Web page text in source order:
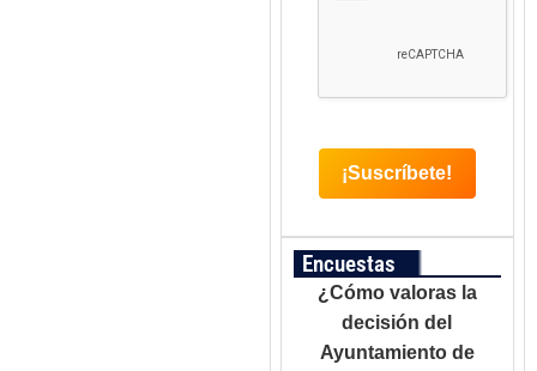
Encuestas
¿Cómo valoras la
decisión del
Ayuntamiento de